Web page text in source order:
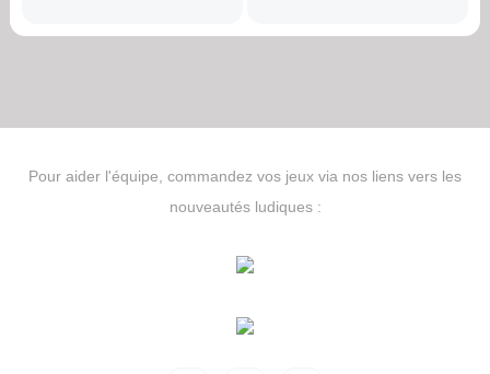
Pour aider l'équipe, commandez vos jeux via nos liens vers les
nouveautés ludiques :